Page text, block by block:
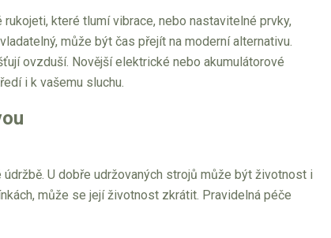
které tlumí vibrace, nebo nastavitelné prvky,
může být čas přejít na moderní alternativu.
ovzduší. Novější elektrické nebo akumulátorové
i k vašemu sluchu.
U dobře udržovaných strojů může být životnost i
může se její životnost zkrátit. Pravidelná péče